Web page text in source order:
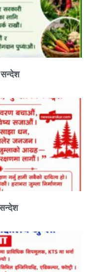
सन्देश